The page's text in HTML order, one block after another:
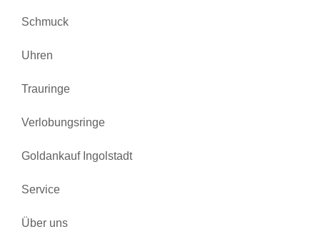
Schmuck
Uhren
Trauringe
Verlobungsringe
Goldankauf Ingolstadt
Service
Über uns